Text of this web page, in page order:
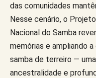
das comunidades
Nesse cenário, o
Nacional do Samba
memórias e ampliando
samba de terreiro —
ancestralidade e